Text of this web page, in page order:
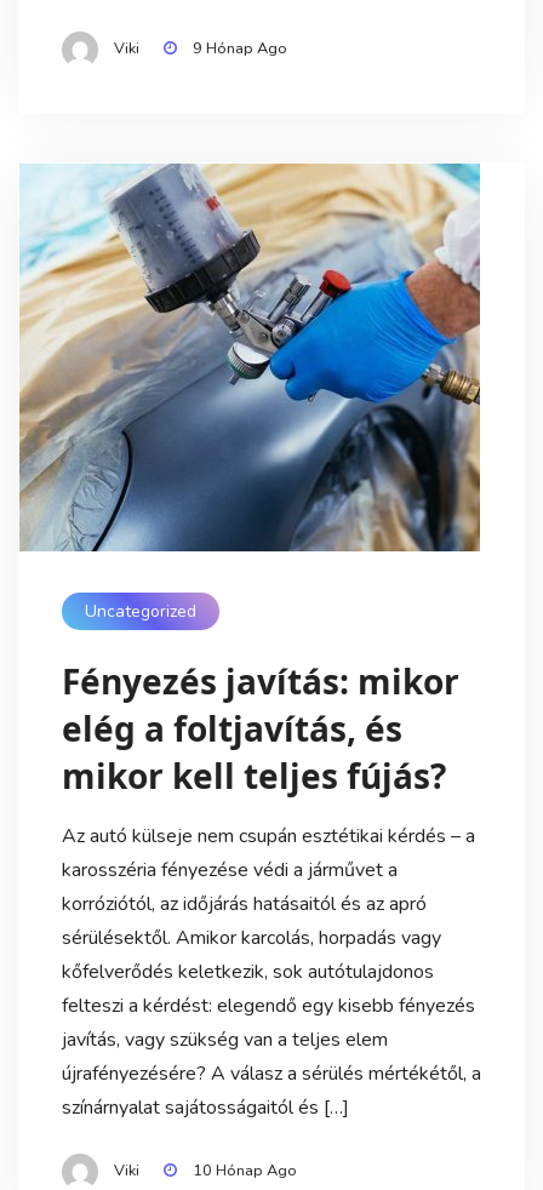
Viki 9 Hónap Ago
Uncategorized
Fényezés javítás: mikor
elég a foltjavítás, és
mikor kell teljes fújás?
Az autó külseje nem csupán esztétikai kérdés – a
karosszéria fényezése védi a járművet a
korróziótól, az időjárás hatásaitól és az apró
sérülésektől. Amikor karcolás, horpadás vagy
kőfelverődés keletkezik, sok autótulajdonos
felteszi a kérdést: elegendő egy kisebb fényezés
javítás, vagy szükség van a teljes elem
újrafényezésére? A válasz a sérülés mértékétől, a
színárnyalat sajátosságaitól és […]
Viki 10 Hónap Ago